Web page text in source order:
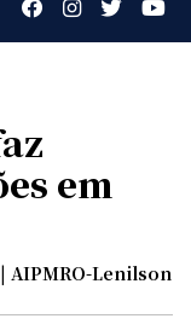
em
AIPMRO-Lenilson